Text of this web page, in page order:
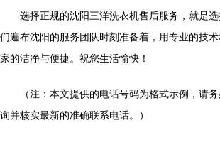
选择正规的沈阳三洋洗衣机售后服务，就是
们遍布沈阳的服务团队时刻准备着，用专业的技
家的洁净与便捷。祝您生活愉快！
（注：本文提供的电话号码为格式示例，请
询并核实最新的准确联系电话。）